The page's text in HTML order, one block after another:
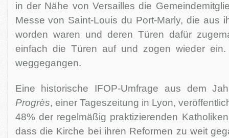
in der Nähe von Versailles die
Messe von Saint-Louis du Port-Marly, die aus
worden waren und deren Türen dafür
einfach die Türen auf und zogen wieder
weggegangen.
Eine historische IFOP-Umfrage aus dem
Progrès, einer Tageszeitung in Lyon,
48% der regelmäßig praktizierenden
dass die Kirche bei ihren Reformen zu weit